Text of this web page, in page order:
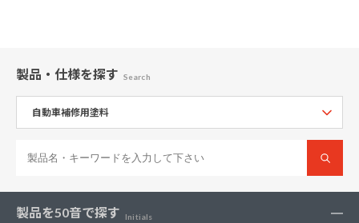
製品・仕様を探す Search
製品を50音で探す Initials